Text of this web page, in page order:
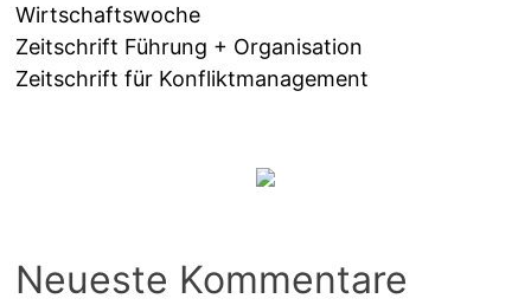
Wirtschaftswoche
Zeitschrift Führung + Organisation
Zeitschrift für Konfliktmanagement
Neueste Kommentare